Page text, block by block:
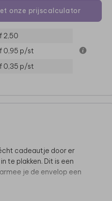
onze prijscalculator
2,50
0,95 p/st
0,35 p/st
cadeautje door er
te plakken. Dit is een
je de envelop een